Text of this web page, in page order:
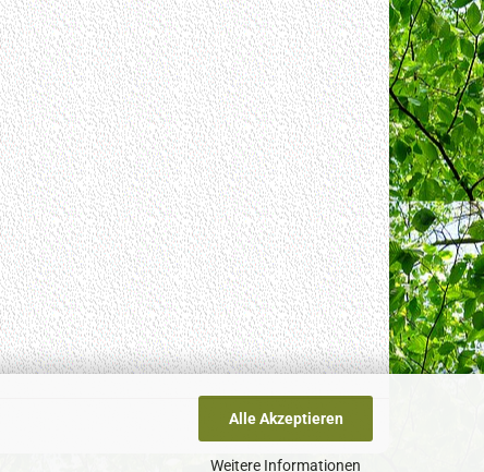
Alle Akzeptieren
Weitere Informationen